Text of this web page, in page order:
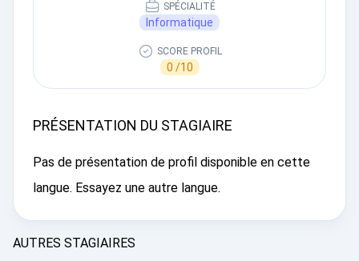
SPÉCIALITÉ
Informatique
SCORE PROFIL
0 /10
PRÉSENTATION DU STAGIAIRE
Pas de présentation de profil disponible en cette
langue. Essayez une autre langue.
AUTRES STAGIAIRES